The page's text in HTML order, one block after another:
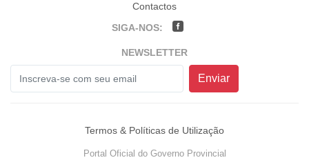
Contactos
SIGA-NOS:
NEWSLETTER
Enviar
Termos & Políticas de Utilização
Portal Oficial do Governo Provincial